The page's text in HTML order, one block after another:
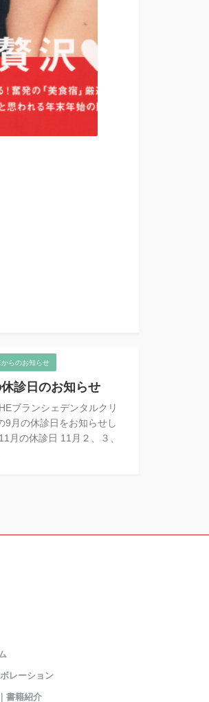
らのお知らせ
休診日のお知らせ
ブランシェデンタルクリ
9月の休診日をお知らせし
月の休診日 11月２、３、
レーション
書籍紹介